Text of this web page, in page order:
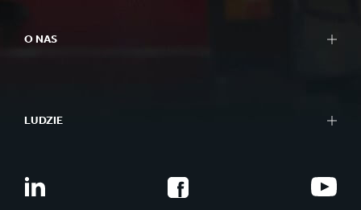
O NAS
LUDZIE